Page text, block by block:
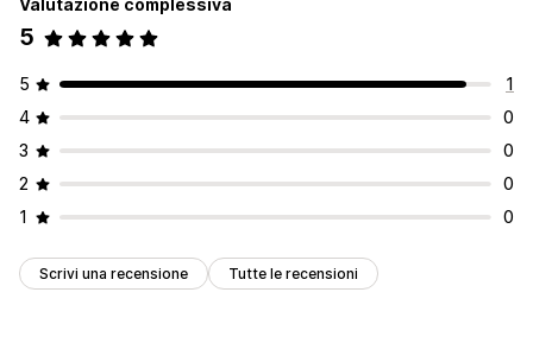
Valutazione complessiva
5
5
1
4
0
3
0
2
0
1
0
Scrivi una recensione Tutte le recensioni